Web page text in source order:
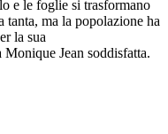
e le foglie si trasformano
tanta, ma la popolazione ha
la sua
Jean soddisfatta.